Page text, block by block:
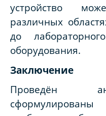
устройство
различных
до
оборудования.
Заключение
Проведён